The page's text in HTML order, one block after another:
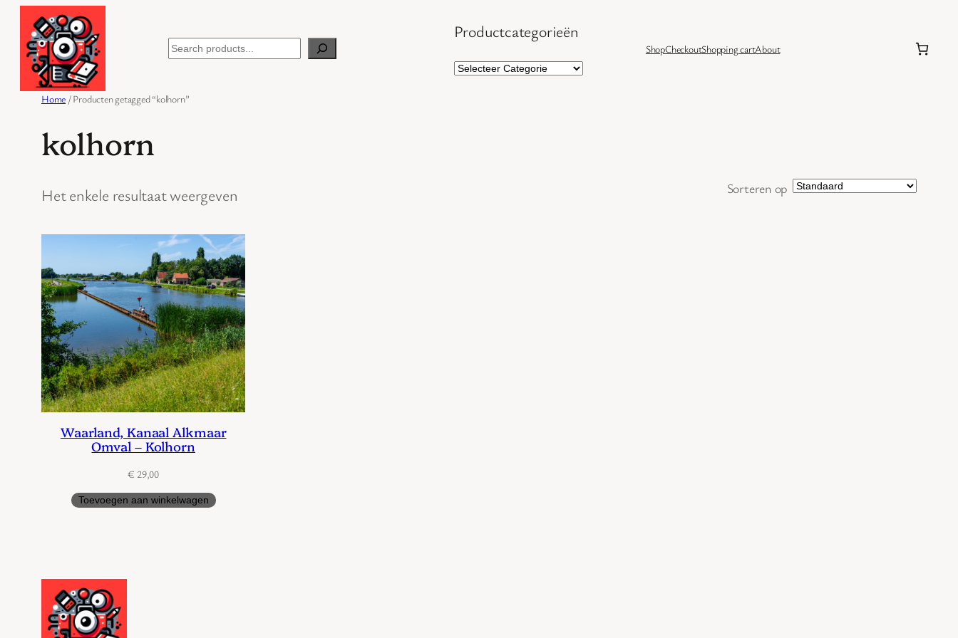
naar
inhoud
Search
Productcategorieën
ShopCheckoutShopping cartAbout
Home / Producten getagged “kolhorn”
kolhorn
Het enkele resultaat weergeven Sorteren op
Waarland, Kanaal Alkmaar
Omval – Kolhorn
€ 29,00
Toevoegen aan winkelwagen